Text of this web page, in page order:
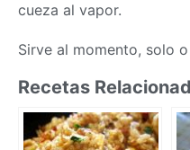
cueza al vapor.
Sirve al momento, solo
Recetas